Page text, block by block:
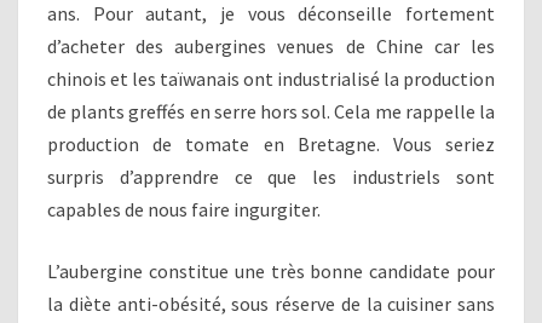
ans. Pour autant, je vous déconseille fortement
d’acheter des aubergines venues de Chine car les
chinois et les taïwanais ont industrialisé la production
de plants greffés en serre hors sol. Cela me rappelle la
production de tomate en Bretagne. Vous seriez
surpris d’apprendre ce que les industriels sont
capables de nous faire ingurgiter.
L’aubergine constitue une très bonne candidate pour
la diète anti-obésité, sous réserve de la cuisiner sans